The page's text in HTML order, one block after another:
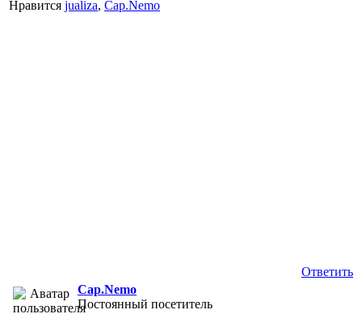
Нравится jualiza, Cap.Nemo
Ответить
Cap.Nemo
Постоянный посетитель